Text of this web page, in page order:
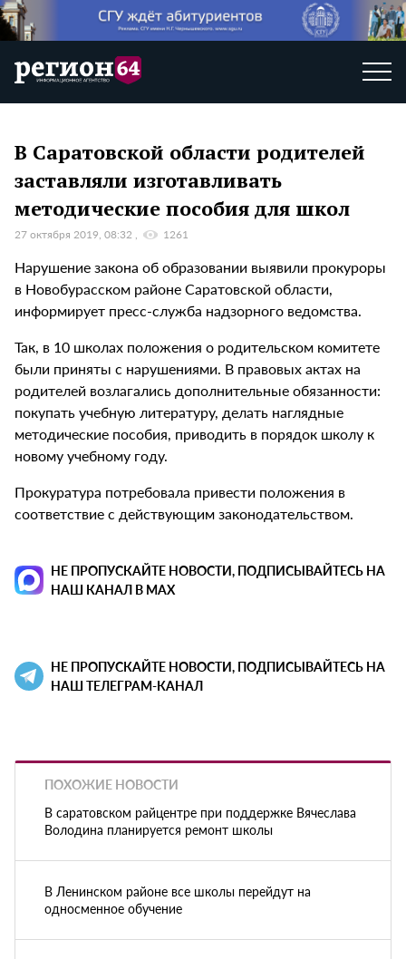
В Саратовской области родителей
заставляли изготавливать
методические пособия для школ
27 октября 2019, 08:32 1261
Нарушение закона об образовании выявили прокуроры
в Новобурасском районе Саратовской области,
информирует пресс-служба надзорного ведомства.
Так, в 10 школах положения о родительском комитете
были приняты с нарушениями. В правовых актах на
родителей возлагались дополнительные обязанности:
покупать учебную литературу, делать наглядные
методические пособия, приводить в порядок школу к
новому учебному году.
Прокуратура потребовала привести положения в
соответствие с действующим законодательством.
НЕ ПРОПУСКАЙТЕ НОВОСТИ, ПОДПИСЫВАЙТЕСЬ НА
НАШ КАНАЛ В MAX
НЕ ПРОПУСКАЙТЕ НОВОСТИ, ПОДПИСЫВАЙТЕСЬ НА
НАШ ТЕЛЕГРАМ-КАНАЛ
ПОХОЖИЕ НОВОСТИ
В саратовском райцентре при поддержке Вячеслава
Володина планируется ремонт школы
В Ленинском районе все школы перейдут на
односменное обучение